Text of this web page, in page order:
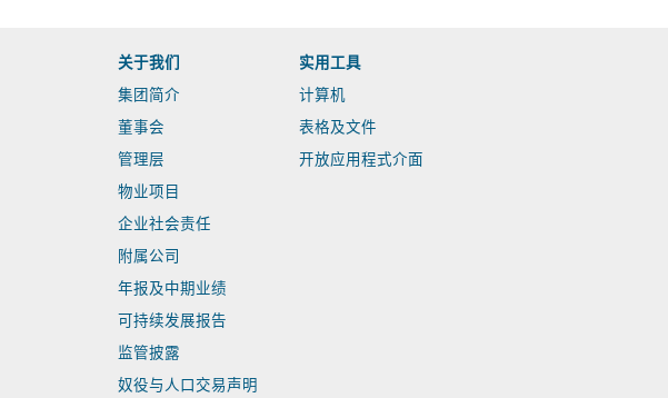
关于我们
集团简介
董事会
管理层
物业项目
企业社会责任
附属公司
年报及中期业绩
可持续发展报告
监管披露
奴役与人口交易声明
实用工具
计算机
表格及文件
开放应用程式介面